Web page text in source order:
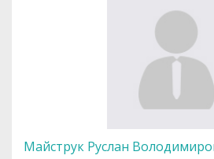
Майструк Руслан